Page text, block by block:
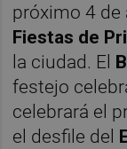
próximo 4 de
Fiestas de
la ciudad. El
festejo
celebrará el
el desfile del